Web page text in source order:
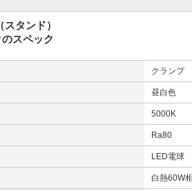
タンド）
スペック
クランプ
昼白色
5000K
Ra80
LED電球
白熱60W